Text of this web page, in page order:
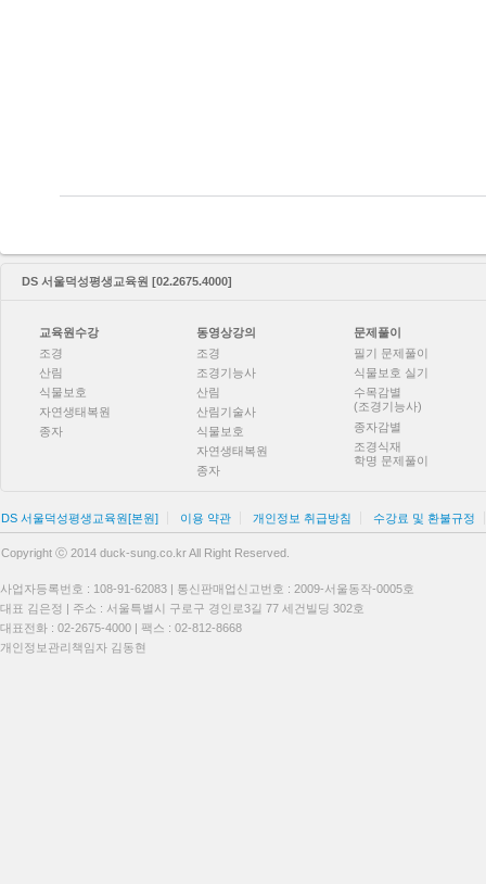
DS 서울덕성평생교육원 [02.2675.4000]
교육원수강
조경
산림
식물보호
자연생태복원
종자
동영상강의
조경
조경기능사
산림
산림기술사
식물보호
자연생태복원
종자
문제풀이
필기 문제풀이
식물보호 실기
수목감별
(조경기능사)
종자감별
조경식재
학명 문제풀이
DS 서울덕성평생교육원[본원] 이용 약관 개인정보 취급방침 수강료 및 환불규정
Copyright ⓒ 2014 duck-sung.co.kr All Right Reserved.
사업자등록번호 : 108-91-62083 | 통신판매업신고번호 : 2009-서울동작-0005호
대표 김은정 | 주소 : 서울특별시 구로구 경인로3길 77 세건빌딩 302호
대표전화 : 02-2675-4000 | 팩스 : 02-812-8668
개인정보관리책임자 김동현